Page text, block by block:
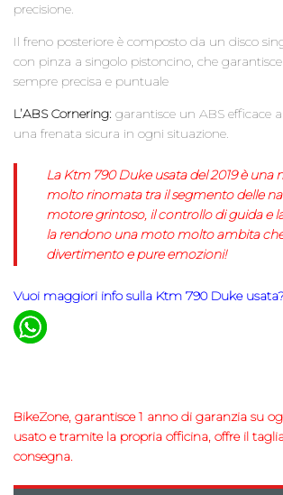
precisione.
Il freno posteriore è composto da un disco
con pinza a singolo pistoncino, che
sempre precisa e puntuale
L’ABS Cornering: garantisce un ABS efficace
una frenata sicura in ogni situazione.
La Ktm 790 Duke usata del 2019 è una
molto rinomata tra il segmento delle
motore grintoso, il controllo di guida e
la rendono una moto molto ambita
divertimento e pure emozioni!
Vuoi maggiori info sulla Ktm 790 Duke
BikeZone, garantisce 1 anno di garanzia su
usato e tramite la propria officina, offre il
consegna.